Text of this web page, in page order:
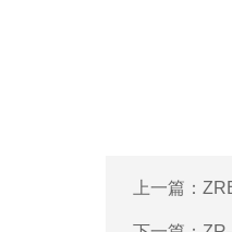
上一篇：